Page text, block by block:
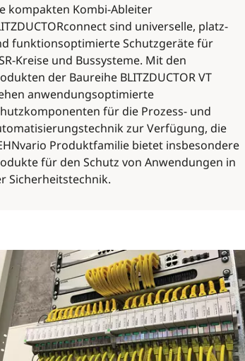
kompakten Kombi-Ableiter
sind universelle, platz-
funktionsoptimierte Schutzgeräte für
Kreise und Bussysteme. Mit den
der Baureihe BLITZDUCTOR VT
anwendungsoptimierte
für die Prozess- und
zur Verfügung, die
Produktfamilie bietet insbesondere
für den Schutz von Anwendungen in
Sicherheitstechnik.